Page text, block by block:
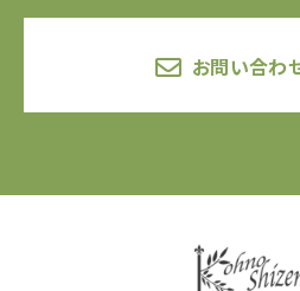
お問い合わ